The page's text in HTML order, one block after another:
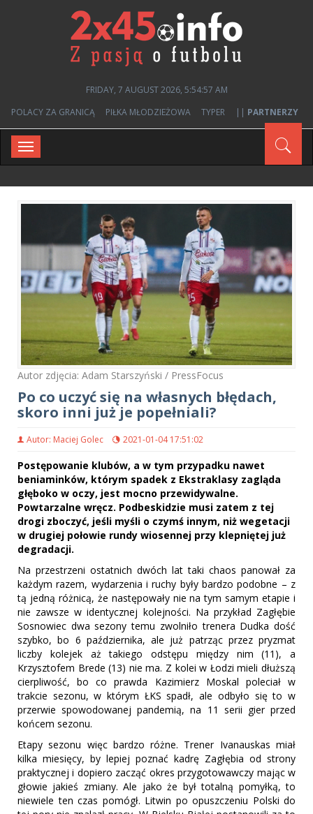
FRIDAY, 7 AUGUST 2026, 5:54:58 AM
POLACY ZA GRANICĄ
PIŁKA MŁODZIEŻOWA TYPER || PARTNERZY
Toggle
navigation
Autor zdjęcia: Adam Starszyński / PressFocus
Po co uczyć się na własnych błędach,
skoro inni już je popełniali?
Autor: Maciej Golec 2021-01-04 17:51:02
Postępowanie klubów, a w tym przypadku nawet
beniaminków, którym spadek z Ekstraklasy zagląda
głęboko w oczy, jest mocno przewidywalne.
Powtarzalne wręcz. Podbeskidzie musi zatem z tej
drogi zboczyć, jeśli myśli o czymś innym, niż wegetacji
w drugiej połowie rundy wiosennej przy klepniętej już
degradacji.
Na przestrzeni ostatnich dwóch lat taki chaos panował za
każdym razem, wydarzenia i ruchy były bardzo podobne – z
tą jedną różnicą, że następowały nie na tym samym etapie i
nie zawsze w identycznej kolejności. Na przykład Zagłębie
Sosnowiec dwa sezony temu zwolniło trenera Dudka dość
szybko, bo 6 października, ale już patrząc przez pryzmat
liczby kolejek aż takiego odstępu między nim (11), a
Krzysztofem Brede (13) nie ma. Z kolei w Łodzi mieli dłuższą
cierpliwość, bo co prawda Kazimierz Moskal poleciał w
trakcie sezonu, w którym ŁKS spadł, ale odbyło się to w
przerwie spowodowanej pandemią, na 11 serii gier przed
końcem sezonu.
Etapy sezonu więc bardzo różne. Trener Ivanauskas miał
kilka miesięcy, by lepiej poznać kadrę Zagłębia od strony
praktycznej i dopiero zacząć okres przygotowawczy mając w
głowie jakieś zmiany. Ale jako że był totalną pomyłką, to
niewiele ten czas pomógł. Litwin po opuszczeniu Polski do